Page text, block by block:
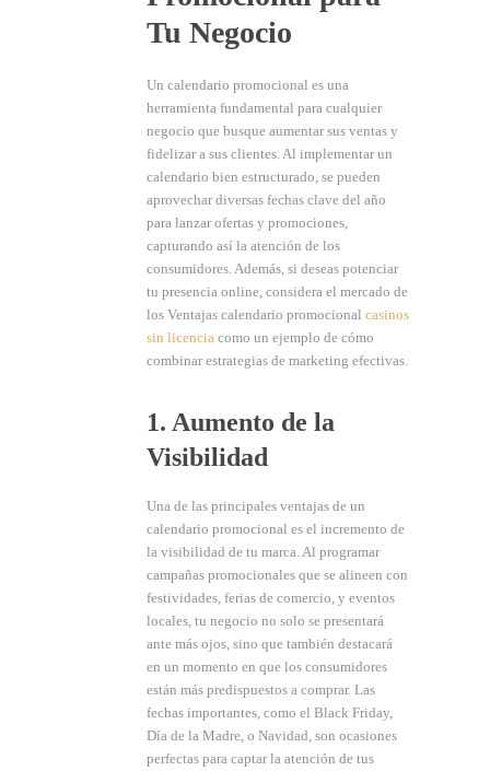
Tu Negocio
Un calendario promocional es una
herramienta fundamental para cualquier
negocio que busque aumentar sus ventas y
fidelizar a sus clientes. Al implementar un
calendario bien estructurado, se pueden
aprovechar diversas fechas clave del año
para lanzar ofertas y promociones,
capturando así la atención de los
consumidores. Además, si deseas potenciar
tu presencia online, considera el mercado de
los Ventajas calendario promocional casinos
sin licencia como un ejemplo de cómo
combinar estrategias de marketing efectivas.
1. Aumento de la
Visibilidad
Una de las principales ventajas de un
calendario promocional es el incremento de
la visibilidad de tu marca. Al programar
campañas promocionales que se alineen con
festividades, ferias de comercio, y eventos
locales, tu negocio no solo se presentará
ante más ojos, sino que también destacará
en un momento en que los consumidores
están más predispuestos a comprar. Las
fechas importantes, como el Black Friday,
Día de la Madre, o Navidad, son ocasiones
perfectas para captar la atención de tus